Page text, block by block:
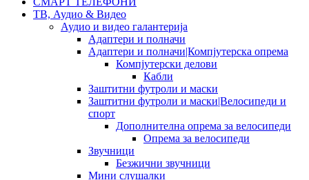
ТВ, Аудио & Видео
Аудио и видео галантерија
Адаптери и полначи
Адаптери и полначи|Компјутерска опрема
Компјутерски делови
Кабли
Заштитни футроли и маски
Заштитни футроли и маски|Велосипеди и
спорт
Дополнителна опрема за велосипеди
Опрема за велосипеди
Звучници
Безжични звучници
Мини слушалки